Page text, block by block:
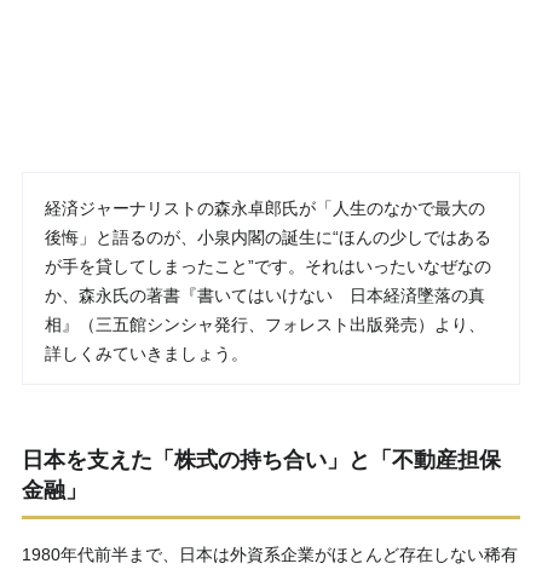
経済ジャーナリストの森永卓郎氏が「人生のなかで最大の
後悔」と語るのが、小泉内閣の誕生に“ほんの少しではある
が手を貸してしまったこと”です。それはいったいなぜなの
か、森永氏の著書『書いてはいけない 日本経済墜落の真
相』（三五館シンシャ発行、フォレスト出版発売）より、
詳しくみていきましょう。
日本を支えた「株式の持ち合い」と「不動産担保
金融」
1980年代前半まで、日本は外資系企業がほとんど存在しない稀有